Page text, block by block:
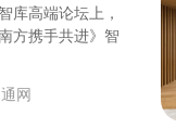
库高端论坛上，
方携手共进》智
网